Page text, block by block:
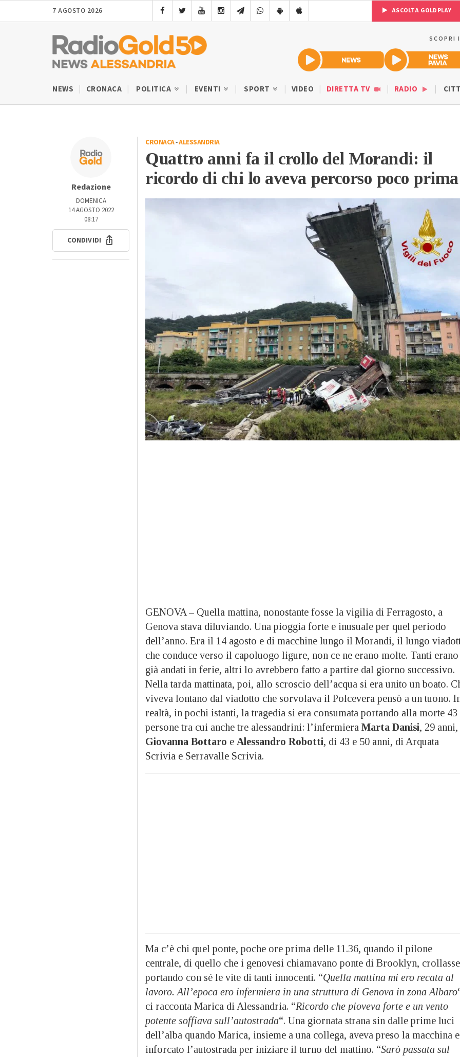
7 AGOSTO 2026 ASCOLTA GOLDPLAY
SCOPRI
NEWS CRONACA POLITICA EVENTI SPORT VIDEO DIRETTA TV RADIO
Redazione
DOMENICA
14 AGOSTO 2022
08:17
CONDIVIDI
CRONACA-ALESSANDRIA
Quattro anni fa il crollo del Morandi: il
ricordo di chi lo aveva percorso poco prima
GENOVA – Quella mattina, nonostante fosse la vigilia di Ferragosto, a
Genova stava diluviando. Una pioggia forte e inusuale per quel periodo
dell’anno. Era il 14 agosto e di macchine lungo il Morandi, il lungo
che conduce verso il capoluogo ligure, non ce ne erano molte. Tanti erano
già andati in ferie, altri lo avrebbero fatto a partire dal giorno successivo.
Nella tarda mattinata, poi, allo scroscio dell’acqua si era unito un boato.
viveva lontano dal viadotto che sorvolava il Polcevera pensò a un tuono.
realtà, in pochi istanti, la tragedia si era consumata portando alla morte 43
persone tra cui anche tre alessandrini: l’infermiera Marta Danisi, 29 anni,
Giovanna Bottaro e Alessandro Robotti, di 43 e 50 anni, di Arquata
Scrivia e Serravalle Scrivia.
Ma c’è chi quel ponte, poche ore prima delle 11.36, quando il pilone
centrale, di quello che i genovesi chiamavano ponte di Brooklyn, crollasse
portando con sé le vite di tanti innocenti. “Quella mattina mi ero recata al
lavoro. All’epoca ero infermiera in una struttura di Genova in zona Albaro
ci racconta Marica di Alessandria. “Ricordo che pioveva forte e un vento
potente soffiava sull’autostrada“. Una giornata strana sin dalle prime luci
dell’alba quando Marica, insieme a una collega, aveva preso la macchina e
inforcato l’autostrada per iniziare il turno del mattino. “Sarò passata sul